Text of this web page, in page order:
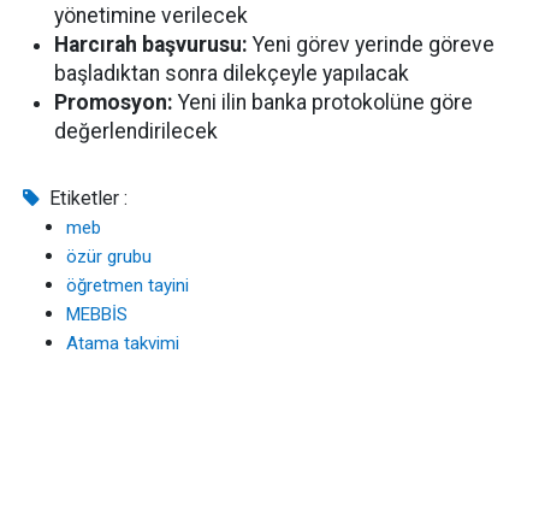
yönetimine verilecek
Harcırah başvurusu: Yeni görev yerinde göreve
başladıktan sonra dilekçeyle yapılacak
Promosyon: Yeni ilin banka protokolüne göre
değerlendirilecek
Etiketler :
meb
özür grubu
öğretmen tayini
MEBBİS
Atama takvimi